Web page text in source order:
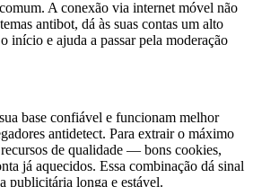
A conexão via internet móvel não
antibot, dá às suas contas um alto
início e ajuda a passar pela moderação
base confiável e funcionam melhor
antidetect. Para extrair o máximo
de qualidade — bons cookies,
já aquecidos. Essa combinação dá sinal
publicitária longa e estável.